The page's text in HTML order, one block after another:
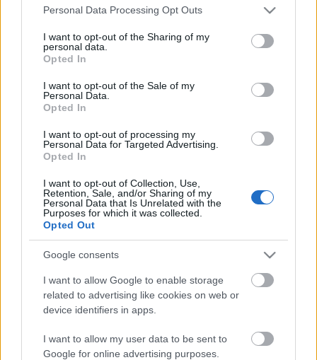
Please note that this website/app uses one or more Google
not limited to your visit or usage behaviour. You may click to
grant or deny consent to Google and its third-party tags to
use your data for below specified purposes in below Google
consent section.
Personal Data Processing Opt Outs
I want to opt-out of the Sharing of my
personal data.
Opted In
I want to opt-out of the Sale of my
Personal Data.
Opted In
I want to opt-out of processing my
Personal Data for Targeted Advertising.
Opted In
I want to opt-out of Collection, Use,
Retention, Sale, and/or Sharing of my
Personal Data that Is Unrelated with the
Purposes for which it was collected.
Opted Out
Google consents
I want to allow Google to enable storage
related to advertising like cookies on web or
device identifiers in apps.
I want to allow my user data to be sent to
Google for online advertising purposes.
Klauzál téri padokat. Merthogy – mint mi is írtuk – a
megdöbbenve látták, hogy nagyhírtelen leszerelték a
padok és asztalok lapját a téren, véletlenül…
498. Nincs baj, bébi